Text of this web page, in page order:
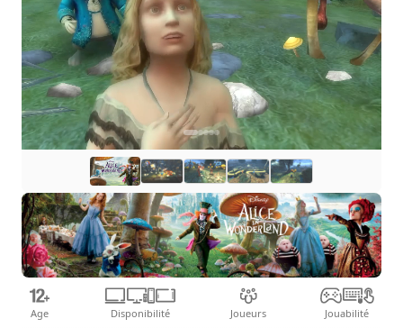
Age Disponibilité Joueurs Jouabilité